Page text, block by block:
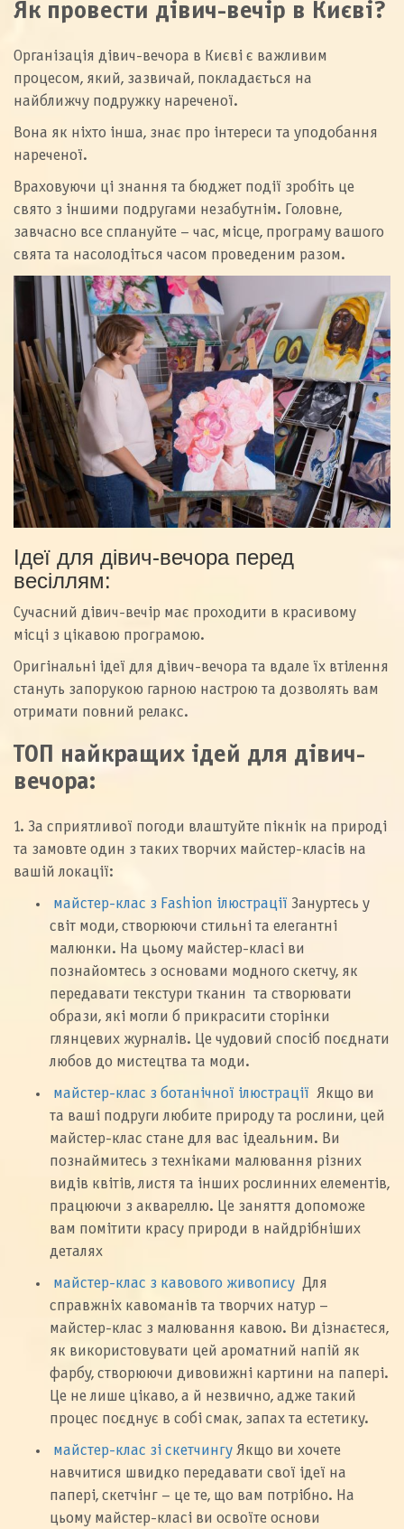
Як провести дівич-вечір в Києві?
Організація дівич-вечора в Києві є важливим
процесом, який, зазвичай, покладається на
найближчу подружку нареченої.
Вона як ніхто інша, знає про інтереси та уподобання
нареченої.
Враховуючи ці знання та бюджет події зробіть це
свято з іншими подругами незабутнім. Головне,
завчасно все сплануйте – час, місце, програму вашого
свята та насолодіться часом проведеним разом.
Ідеї для дівич-вечора перед
весіллям:
Сучасний дівич-вечір має проходити в красивому
місці з цікавою програмою.
Оригінальні ідеї для дівич-вечора та вдале їх втілення
стануть запорукою гарною настрою та дозволять вам
отримати повний релакс.
ТОП найкращих ідей для дівич-
вечора:
1. За сприятливої погоди влаштуйте пікнік на природі
та замовте один з таких творчих майстер-класів на
вашій локації:
майстер-клас з Fashion ілюстрації Зануртесь у
світ моди, створюючи стильні та елегантні
малюнки. На цьому майстер-класі ви
познайомтесь з основами модного скетчу, як
передавати текстури тканин та створювати
образи, які могли б прикрасити сторінки
глянцевих журналів. Це чудовий спосіб поєднати
любов до мистецтва та моди.
майстер-клас з ботанічної ілюстрації Якщо ви
та ваші подруги любите природу та рослини, цей
майстер-клас стане для вас ідеальним. Ви
познаймитесь з техніками малювання різних
видів квітів, листя та інших рослинних елементів,
працюючи з аквареллю. Це заняття допоможе
вам помітити красу природи в найдрібніших
деталях
майстер-клас з кавового живопису Для
справжніх кавоманів та творчих натур –
майстер-клас з малювання кавою. Ви дізнаєтеся,
як використовувати цей ароматний напій як
фарбу, створюючи дивовижні картини на папері.
Це не лише цікаво, а й незвично, адже такий
процес поєднує в собі смак, запах та естетику.
майстер-клас зі скетчингу Якщо ви хочете
навчитися швидко передавати свої ідеї на
папері, скетчінг – це те, що вам потрібно. На
цьому майстер-класі ви освоїте основи